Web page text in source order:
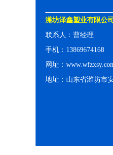
潍坊泽鑫塑业有限公司
联系人：曹经理
手机：13869674168
网址：
地址：山东省潍坊市